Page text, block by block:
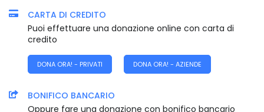
CARTA DI CREDITO
Puoi effettuare una donazione online con carta di
credito
DONA ORA! - PRIVATI DONA ORA! - AZIENDE
BONIFICO BANCARIO
Oppure fare una donazione con bonifico bancario